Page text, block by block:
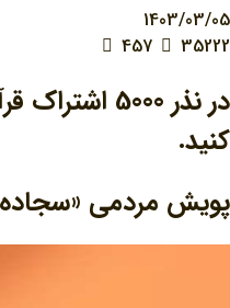
1403/03/05
35222
در نذر 5000
کنید.
پویش مردمی